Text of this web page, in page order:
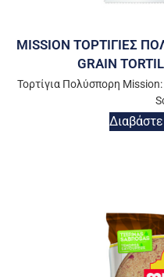
MISSION ΤΟΡΤΙΓΙΕΣ
GRAIN
Τορτίγια Πολύσπορη